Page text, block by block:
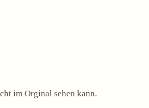
im Orginal sehen kann.